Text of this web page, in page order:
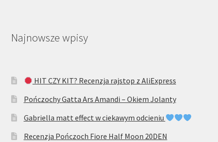
Najnowsze wpisy
HIT CZY KIT? Recenzja rajstop z AliExpress
Pończochy Gatta Ars Amandi – Okiem Jolanty
Gabriella matt effect w ciekawym odcieniu
Recenzja Pończoch Fiore Half Moon 20DEN